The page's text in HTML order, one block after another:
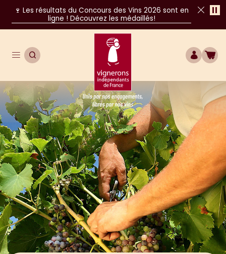
🍷 Les résultats du Concours des Vins 2026 sont en
ligne ! Découvrez les médaillés!
Ouvrir le menu de navigation
OUVRIR LA RECHERCHE
Unis par nos engagements, libres par
COMPTE